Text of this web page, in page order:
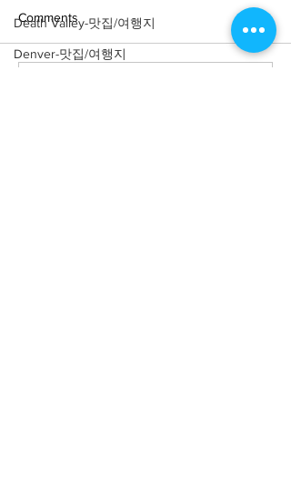
Death Valley-맛집/여행지
Denver-맛집/여행지
Comments